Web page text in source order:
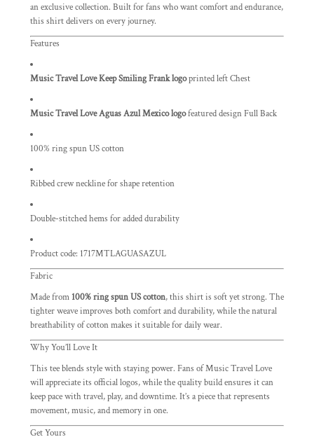
an exclusive collection. Built for fans who want comfort and endurance,
this shirt delivers on every journey.
Features
Music Travel Love Keep Smiling Frank logoprinted left Chest
Music Travel Love Aguas Azul Mexico logofeatured design Full Back
100% ring spun US cotton
Ribbed crew neckline for shape retention
Double-stitched hems for added durability
Product code: 1717MTLAGUASAZUL
Fabric
Made from 100% ring spun US cotton, this shirt is soft yet strong. The
tighter weave improves both comfort and durability, while the natural
breathability of cotton makes it suitable for daily wear.
Why You’ll Love It
This tee blends style with staying power. Fans of Music Travel Love
will appreciate its official logos, while the quality build ensures it can
keep pace with travel, play, and downtime. It’s a piece that represents
movement, music, and memory in one.
Get Yours